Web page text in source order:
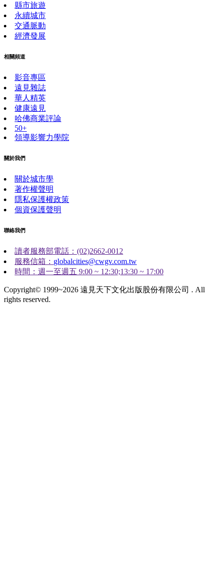
縣市旅遊
永續城市
交通脈動
經濟發展
相關頻道
影音專區
遠見雜誌
華人精英
健康遠見
哈佛商業評論
50+
領導影響力學院
關於我們
關於城市學
著作權聲明
隱私保護權政策
個資保護聲明
聯絡我們
讀者服務部電話：(02)2662-0012
服務信箱： globalcities@cwgv.com.tw
時間：週一至週五 9:00 ~ 12:30;13:30 ~ 17:00
Copyright© 1999~2026 遠見天下文化出版股份有限公司 . All
rights reserved.